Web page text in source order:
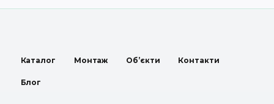
Каталог Монтаж Об’єкти Контакти
Блог